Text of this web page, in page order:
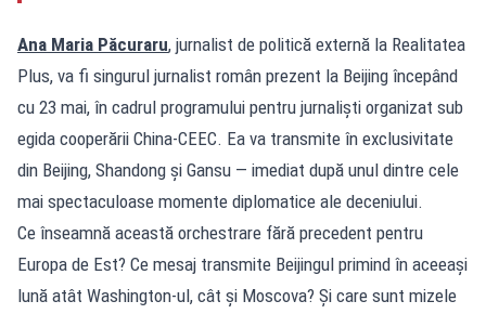
Ana Maria Păcuraru, jurnalist de politică externă la Realitatea
Plus, va fi singurul jurnalist român prezent la Beijing începând
cu 23 mai, în cadrul programului pentru jurnaliști organizat sub
egida cooperării China-CEEC. Ea va transmite în exclusivitate
din Beijing, Shandong și Gansu — imediat după unul dintre cele
mai spectaculoase momente diplomatice ale deceniului.
Ce înseamnă această orchestrare fără precedent pentru
Europa de Est? Ce mesaj transmite Beijingul primind în aceeași
lună atât Washington-ul, cât și Moscova? Și care sunt mizele